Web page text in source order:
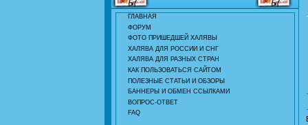
ГЛАВНАЯ
ФОРУМ
ФОТО ПРИШЕДШЕЙ ХАЛЯВЫ
ХАЛЯВА ДЛЯ РОССИИ И СНГ
ХАЛЯВА ДЛЯ РАЗНЫХ СТРАН
КАК ПОЛЬЗОВАТЬСЯ САЙТОМ
ПОЛЕЗНЫЕ СТАТЬИ И ОБЗОРЫ
БАННЕРЫ И ОБМЕН ССЫЛКАМИ
ВОПРОС-ОТВЕТ
FAQ